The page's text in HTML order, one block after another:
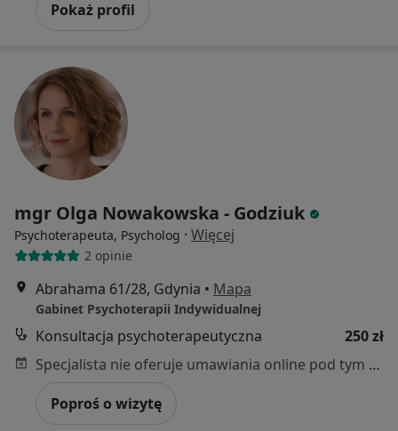
Pokaż profil
mgr Olga Nowakowska - Godziuk
Psychoterapeuta, Psycholog · Więcej
2 opinie
Abrahama 61/28, Gdynia • Mapa
Gabinet Psychoterapii Indywidualnej
Konsultacja psychoterapeutyczna
250 zł
Specjalista nie oferuje umawiania online pod tym adresem.
Poproś o wizytę